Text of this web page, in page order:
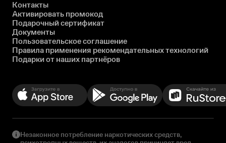
Контакты
Активировать промокод
Подарочный сертификат
Документы
Пользовательское соглашение
Правила применения рекомендательных технологий
Подарки от наших партнёров
Незаконное потребление наркотических средств,